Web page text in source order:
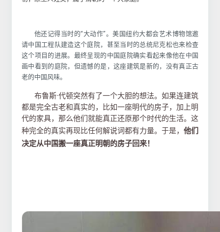
他还记得当时的“大动作”。美国纽约大都会艺术博物馆邀
请中国工程队建造这个庭院，甚至当时的总统尼克松也来检查
这个项目的进展。最终呈现的中国庭院确实看起来像他在中国
画中看到的庭院，但遗憾的是，这座建筑是新的，没有真正古
老的中国风味。
布鲁斯·代顿突然有了一个大胆的想法。如果连建筑
都是完全古老和真实的，比如一座明代的房子，加上明
代的家具，那么他们就能真正还原那个时代的生活。这
种完全的真实再现比任何解说词都有力量。 于是， 他们
决定从中国搬一座真正明朝的房子回来！